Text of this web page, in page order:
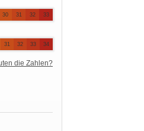
30 31 32 33
31 32 33 34
die Zahlen?